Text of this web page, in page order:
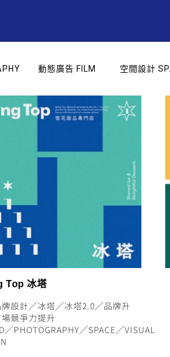
空間設計
動態廣告 FILM
Top 冰塔
設計╱冰塔╱冰塔2.0╱品牌升
競爭力提升
╱PHOTOGRAPHY╱SPACE ╱VISUAL